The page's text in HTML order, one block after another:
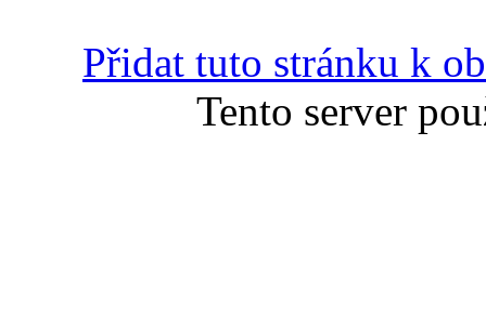
Přidat tuto stránku k
Tento server